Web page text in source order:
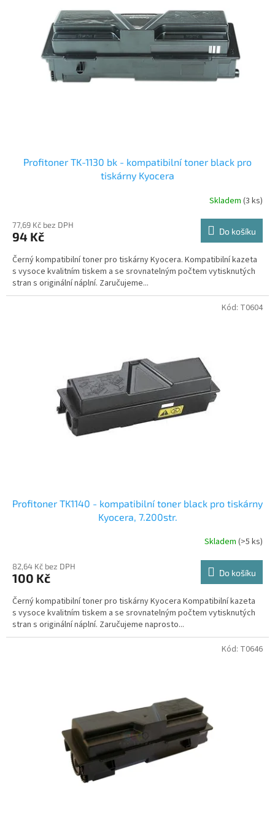
Profitoner TK-1130 bk - kompatibilní toner black pro
tiskárny Kyocera
Skladem (3 ks)
77,69 Kč bez DPH
94 Kč Do košíku
Černý kompatibilní toner pro tiskárny Kyocera. Kompatibilní kazeta
s vysoce kvalitním tiskem a se srovnatelným počtem vytisknutých
stran s originální náplní. Zaručujeme...
Profitoner TK1140 - kompatibilní toner black pro tiskárny
Kyocera, 7.200str.
Skladem (>5 ks)
82,64 Kč bez DPH
100 Kč Do košíku
Černý kompatibilní toner pro tiskárny Kyocera Kompatibilní kazeta
s vysoce kvalitním tiskem a se srovnatelným počtem vytisknutých
stran s originální náplní. Zaručujeme naprosto...
Kód: T0604
Kód: T0646